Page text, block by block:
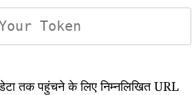
तक पहुंचने के लिए निम्नलिखित URL